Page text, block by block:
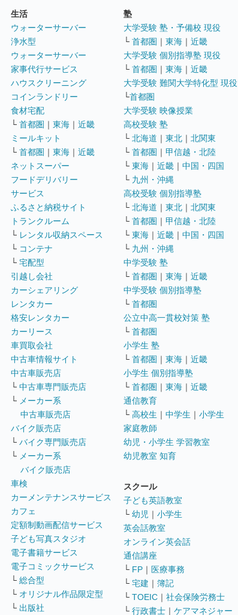
生活
ウォーターサーバー
浄水型
ウォーターサーバー
家事代行サービス
ハウスクリーニング
コインランドリー
食材宅配
└ 首都圏 ｜ 東海 ｜ 近畿
ミールキット
└ 首都圏 ｜ 東海 ｜ 近畿
ネットスーパー
フードデリバリー
サービス
ふるさと納税サイト
トランクルーム
└ レンタル収納スペース
└ コンテナ
└ 宅配型
引越し会社
カーシェアリング
レンタカー
格安レンタカー
カーリース
車買取会社
中古車情報サイト
中古車販売店
└ 中古車専門販売店
└ メーカー系
中古車販売店
バイク販売店
└ バイク専門販売店
└ メーカー系
バイク販売店
車検
カーメンテナンスサービス
カフェ
定額制動画配信サービス
子ども写真スタジオ
電子書籍サービス
電子コミックサービス
└ 総合型
└ オリジナル作品限定型
└ 出版社
塾
大学受験 塾・予備校 現役
└ 首都圏 ｜ 東海 ｜ 近畿
大学受験 個別指導塾 現役
└ 首都圏 ｜ 東海 ｜ 近畿
大学受験 難関大学特化型 現役
└首都圏
大学受験 映像授業
高校受験 塾
└ 北海道 ｜ 東北 ｜ 北関東
└ 首都圏 ｜ 甲信越・北陸
└ 東海 ｜ 近畿 ｜ 中国・四国
└ 九州・沖縄
高校受験 個別指導塾
└ 北海道 ｜ 東北 ｜ 北関東
└ 首都圏 ｜ 甲信越・北陸
└ 東海 ｜ 近畿 ｜ 中国・四国
└ 九州・沖縄
中学受験 塾
└ 首都圏 ｜ 東海 ｜ 近畿
中学受験 個別指導塾
└ 首都圏
公立中高一貫校対策 塾
└ 首都圏
小学生 塾
└ 首都圏 ｜ 東海 ｜ 近畿
小学生 個別指導塾
└ 首都圏 ｜ 東海 ｜ 近畿
通信教育
└ 高校生 ｜ 中学生 ｜ 小学生
家庭教師
幼児・小学生 学習教室
幼児教室 知育
スクール
子ども英語教室
└ 幼児 ｜ 小学生
英会話教室
オンライン英会話
通信講座
└ FP ｜ 医療事務
└ 宅建 ｜ 簿記
└ TOEIC ｜ 社会保険労務士
└ 行政書士 ｜ ケアマネジャー